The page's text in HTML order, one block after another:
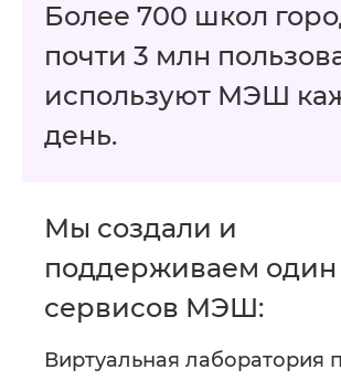
Более 700 школ
почти 3 млн
используют МЭШ
день.
Мы создали и
поддерживаем один
сервисов МЭШ:
Виртуальная лаборатория